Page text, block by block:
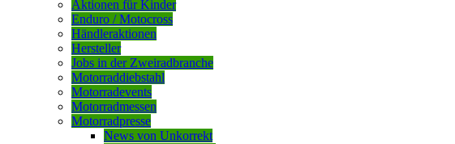
Aktionen für Kinder
Enduro / Motocross
Händleraktionen
Hersteller
Jobs in der Zweiradbranche
Motorraddiebstahl
Motorradevents
Motorradmessen
Motorradpresse
News von Unkorrekt